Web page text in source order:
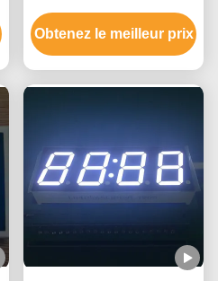
à lecture digitale chiffre 6
pour le tableau de bord
Obtenez le meilleur prix